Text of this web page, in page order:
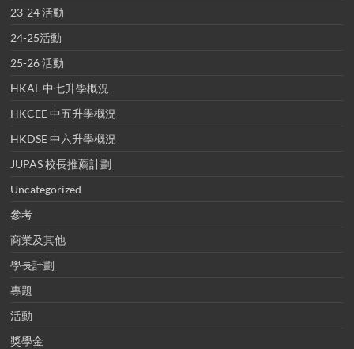
23-24 活動
24-25活動
25-26 活動
HKAL 中七升學概況
HKCEE 中五升學概況
HKDSE 中六升學概況
JUPAS 校長推薦計劃
Uncategorized
參考
商業及其他
學長計劃
專題
活動
獎學金